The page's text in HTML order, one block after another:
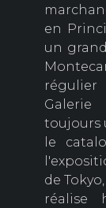
en
un
régulier
toujours
le
de
réalise